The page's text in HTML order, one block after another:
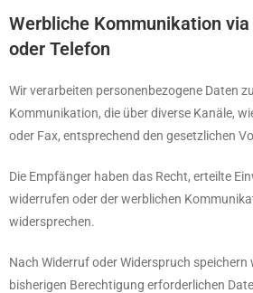
Werbliche Kommunikation
oder Telefon
Wir verarbeiten personenbezogene Daten
Kommunikation, die über diverse Kanäle,
oder Fax, entsprechend den gesetzlichen
Die Empfänger haben das Recht, erteilte
widerrufen oder der werblichen
widersprechen.
Nach Widerruf oder Widerspruch
bisherigen Berechtigung erforderlichen